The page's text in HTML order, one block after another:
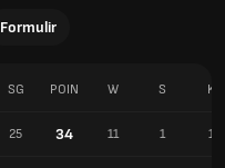
Formulir
SG POIN W S K
25 34 11 1 1